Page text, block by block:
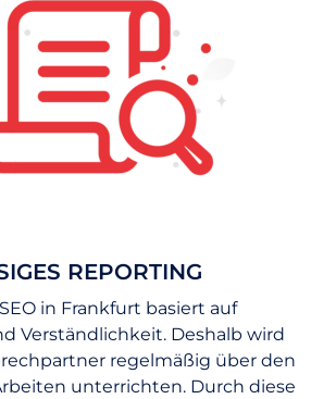
REPORTING
in Frankfurt basiert auf
Verständlichkeit. Deshalb wird
regelmäßig über den
unterrichten. Durch diese